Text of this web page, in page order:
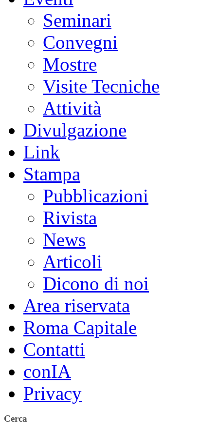
Seminari
Convegni
Mostre
Visite Tecniche
Attività
Divulgazione
Link
Stampa
Pubblicazioni
Rivista
News
Articoli
Dicono di noi
Area riservata
Roma Capitale
Contatti
conIA
Privacy
Cerca